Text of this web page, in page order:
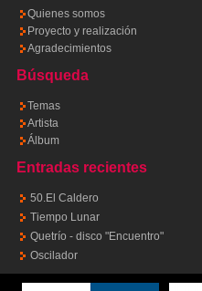
Quienes somos
Proyecto y realización
Agradecimientos
Búsqueda
Temas
Artista
Álbum
Entradas recientes
50.El Caldero
Tiempo Lunar
Quetrío - disco "Encuentro"
Oscilador